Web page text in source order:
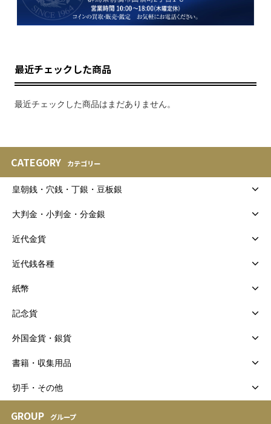
最近チェックした商品
最近チェックした商品はまだありません。
CATEGORY カテゴリー
皇朝銭・穴銭・丁銀・豆板銀
大判金・小判金・分金銀
近代金貨
近代銭各種
紙幣
記念貨
外国金貨・銀貨
書籍・収集用品
切手・その他
GROUP グループ